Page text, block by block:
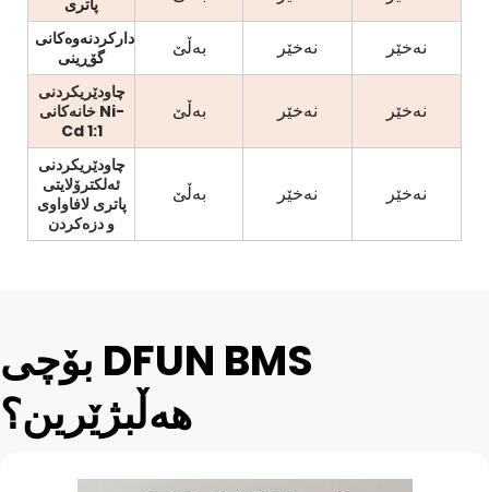
ئاگادارکردنەوەکانی
گۆڕینی
بەڵێ نەخێر نەخێر
چاودێریکردنی
خانەکانی Ni-
Cd 1:1
بەڵێ نەخێر نەخێر
چاودێریکردنی
ئەلکترۆلایتی
پاتری لافاواوی
و دزەکردن
بەڵێ نەخێر نەخێر
بۆچی DFUN BMS
هەڵبژێرین؟